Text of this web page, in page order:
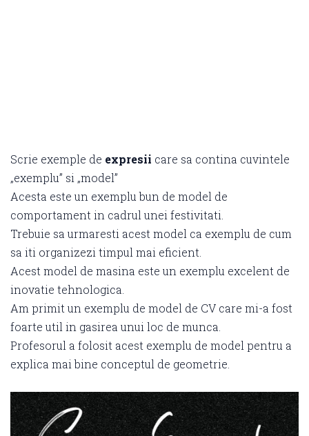
Scrie exemple de expresii care sa contina cuvintele
„exemplu” si „model”
Acesta este un exemplu bun de model de
comportament in cadrul unei festivitati.
Trebuie sa urmaresti acest model ca exemplu de cum
sa iti organizezi timpul mai eficient.
Acest model de masina este un exemplu excelent de
inovatie tehnologica.
Am primit un exemplu de model de CV care mi-a fost
foarte util in gasirea unui loc de munca.
Profesorul a folosit acest exemplu de model pentru a
explica mai bine conceptul de geometrie.